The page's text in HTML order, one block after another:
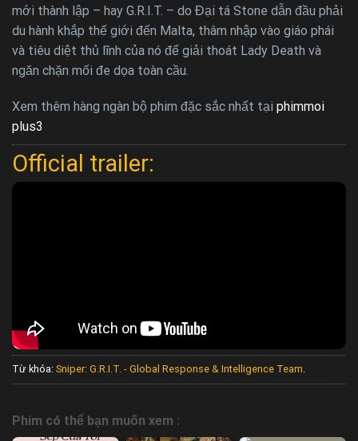
mới thành lập – hay G.R.I.T. – do Đại tá Stone dẫn đầu phải
du hành khắp thế giới đến Malta, thâm nhập vào giáo phái
và tiêu diệt thủ lĩnh của nó để giải thoát Lady Death và
ngăn chặn mối đe dọa toàn cầu.
Xem thêm hàng ngàn bộ phim đặc sắc nhất tại phimmoi
plus3
Official trailer:
Từ khóa: Sniper: G.R.I.T. - Global Response & Intelligence Team
Phim có thể bạn muốn xem :